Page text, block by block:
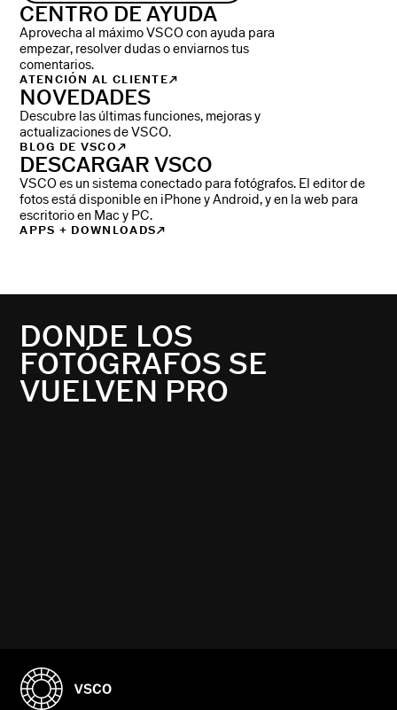
CENTRO DE AYUDA
Aprovecha al máximo VSCO con ayuda para
empezar, resolver dudas o enviarnos tus
comentarios.
ATENCIÓN AL CLIENTE
NOVEDADES
Descubre las últimas funciones, mejoras y
actualizaciones de VSCO.
BLOG DE VSCO
DESCARGAR VSCO
VSCO es un sistema conectado para fotógrafos. El editor de
fotos está disponible en iPhone y Android, y en la web para
escritorio en Mac y PC.
APPS + DOWNLOADS
DONDE LOS
FOTÓGRAFOS SE
VUELVEN PRO